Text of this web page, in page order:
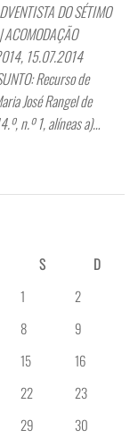
DO SÉTIMO
15.07.2014
Recurso de
José Rangel de
n.º 1, alíneas a)…
S
D
1
2
8
9
15
16
22
23
29
30